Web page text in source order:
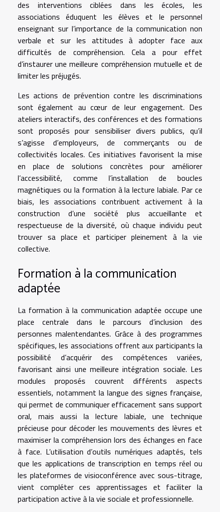
des interventions ciblées dans les écoles, les
associations éduquent les élèves et le personnel
enseignant sur l’importance de la communication non
verbale et sur les attitudes à adopter face aux
difficultés de compréhension. Cela a pour effet
d’instaurer une meilleure compréhension mutuelle et de
limiter les préjugés.
Les actions de prévention contre les discriminations
sont également au cœur de leur engagement. Des
ateliers interactifs, des conférences et des formations
sont proposés pour sensibiliser divers publics, qu’il
s’agisse d’employeurs, de commerçants ou de
collectivités locales. Ces initiatives favorisent la mise
en place de solutions concrètes pour améliorer
l’accessibilité, comme l’installation de boucles
magnétiques ou la formation à la lecture labiale. Par ce
biais, les associations contribuent activement à la
construction d’une société plus accueillante et
respectueuse de la diversité, où chaque individu peut
trouver sa place et participer pleinement à la vie
collective.
Formation à la communication
adaptée
La formation à la communication adaptée occupe une
place centrale dans le parcours d’inclusion des
personnes malentendantes. Grâce à des programmes
spécifiques, les associations offrent aux participants la
possibilité d’acquérir des compétences variées,
favorisant ainsi une meilleure intégration sociale. Les
modules proposés couvrent différents aspects
essentiels, notamment la langue des signes française,
qui permet de communiquer efficacement sans support
oral, mais aussi la lecture labiale, une technique
précieuse pour décoder les mouvements des lèvres et
maximiser la compréhension lors des échanges en face
à face. L’utilisation d’outils numériques adaptés, tels
que les applications de transcription en temps réel ou
les plateformes de visioconférence avec sous-titrage,
vient compléter ces apprentissages et faciliter la
participation active à la vie sociale et professionnelle.